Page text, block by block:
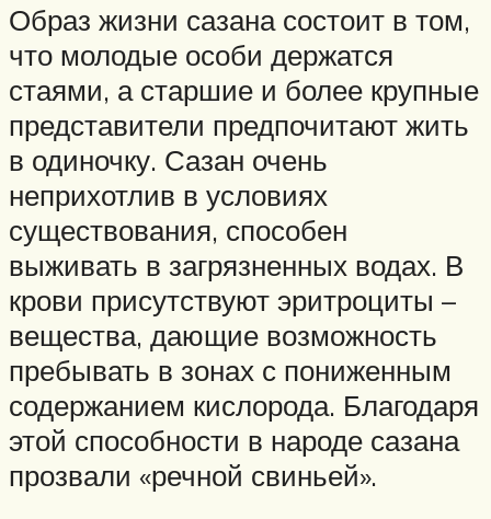
Образ жизни сазана состоит в том,
что молодые особи держатся
стаями, а старшие и более крупные
представители предпочитают жить
в одиночку. Сазан очень
неприхотлив в условиях
существования, способен
выживать в загрязненных водах. В
крови присутствуют эритроциты –
вещества, дающие возможность
пребывать в зонах с пониженным
содержанием кислорода. Благодаря
этой способности в народе сазана
прозвали «речной свиньей».